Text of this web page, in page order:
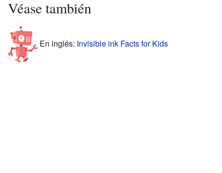
Véase también
En inglés: Invisible ink Facts for Kids